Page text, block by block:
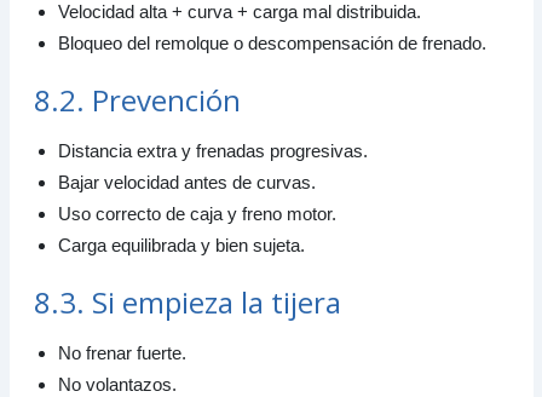
Velocidad alta + curva + carga mal distribuida.
Bloqueo del remolque o descompensación de frenado.
8.2. Prevención
Distancia extra y frenadas progresivas.
Bajar velocidad antes de curvas.
Uso correcto de caja y freno motor.
Carga equilibrada y bien sujeta.
8.3. Si empieza la tijera
No frenar fuerte.
No volantazos.